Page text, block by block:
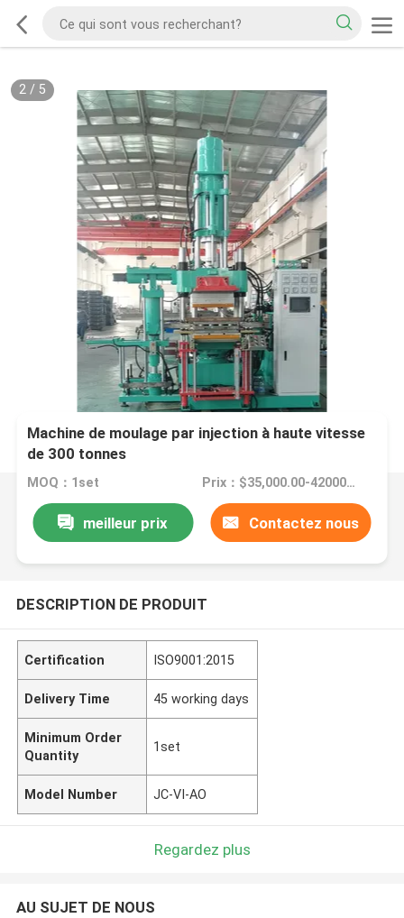
2/ 5
Machine de moulage par injection à haute vitesse
de 300 tonnes
MOQ：1set Prix：$35,000.00-42000/set
meilleur prix Contactez nous
DESCRIPTION DE PRODUIT
Certification ISO9001:2015
Delivery Time 45 working days
Minimum Order
Quantity
1set
Model Number JC-VI-AO
Regardez plus
AU SUJET DE NOUS